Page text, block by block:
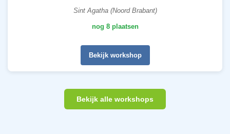
Sint Agatha (Noord Brabant)
nog 8 plaatsen
Bekijk workshop
Bekijk alle workshops